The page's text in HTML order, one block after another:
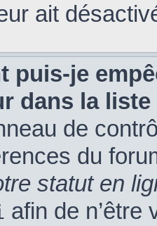
ait
puis-je
dans la
de
du
statut en
afin de n’être